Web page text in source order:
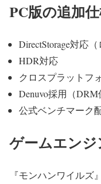
PC版の追加
DirectStorage対応（
HDR対応
クロスプラットフ
Denuvo採用（DRM
公式ベンチマーク
ゲームエンジ
『モンハンワイル